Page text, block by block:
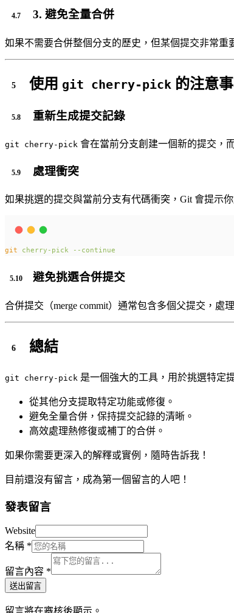
3. 避免全量合併
如果不需要合併整個分支的歷史，但某個提交非常重
使用 git cherry-pick 的注意
重新生成提交記錄
git cherry-pick 會在當前分支創建一個新的提交，
處理衝突
如果挑選的提交與當前分支有代碼衝突，Git 會提示
git cherry-pick --continue
避免挑選合併提交
合併提交（merge commit）通常包含多個父提交，處
總結
git cherry-pick 是一個強大的工具，用於挑選特定
從其他分支提取特定功能或修復。
避免全量合併，保持提交記錄的清晰。
高效處理熱修復或補丁的合併。
如果你需要更深入的解釋或實例，隨時告訴我！
目前還沒有留言，成為第一個留言的人吧！
發表留言
Website
名稱 *
留言內容 *
送出留言